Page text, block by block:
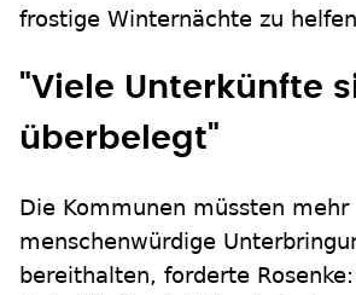
frostige Winternächte zu
"Viele Unterkünfte
überbelegt"
Die Kommunen müssten mehr
menschenwürdige
bereithalten, forderte